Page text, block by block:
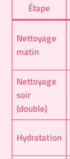
Étape
Nettoyage
matin
Nettoyage
soir
(double)
Hydratation